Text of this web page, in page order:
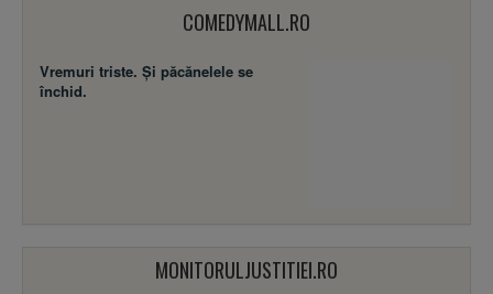
COMEDYMALL.RO
Vremuri triste. Şi păcănelele se
închid.
MONITORULJUSTITIEI.RO